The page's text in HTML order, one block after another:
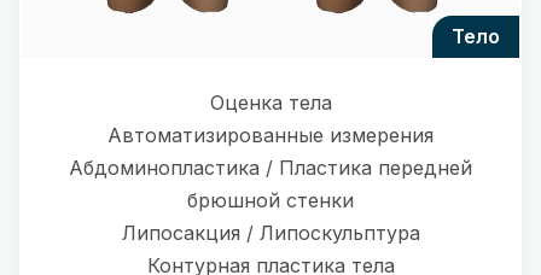
тело
Оценка тела
Автоматизированные измерения
Абдоминопластика / Пластика передней
брюшной стенки
Липосакция / Липоскульптура
Контурная пластика тела